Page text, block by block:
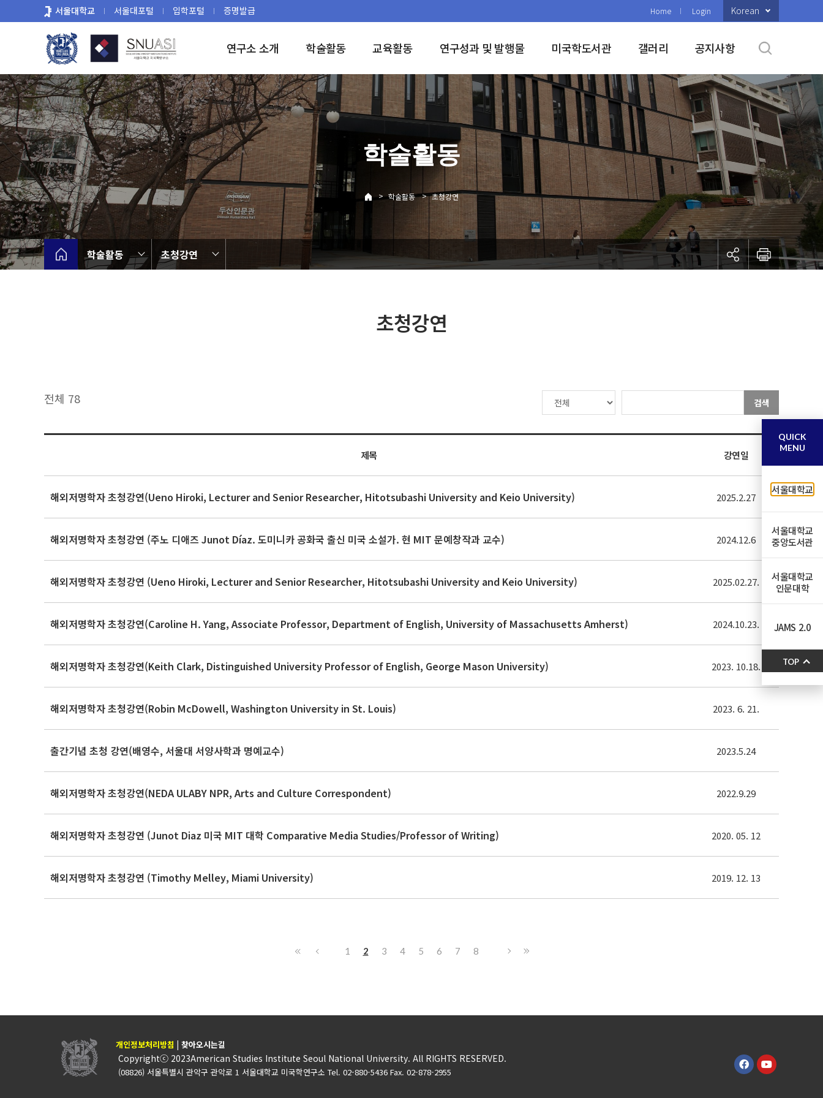
로
뉴
서울대학교 서울대포털 입학포털 증명발급 Home Login Korean
연구소 소개 학술활동 교육활동 연구성과 및 발행물 미국학도서관 갤러리 공지사항
학술활동
> 학술활동 > 초청강연
학술활동 초청강연
초청강연
전체 78 검색
제목 강연일
해외저명학자 초청강연(Ueno Hiroki, Lecturer and Senior Researcher, Hitotsubashi University and Keio University) 2025.2.27
해외저명학자 초청강연 (주노 디애즈 Junot Díaz. 도미니카 공화국 출신 미국 소설가. 현 MIT 문예창작과 교수) 2024.12.6
해외저명학자 초청강연 (Ueno Hiroki, Lecturer and Senior Researcher, Hitotsubashi University and Keio University) 2025.02.27.
해외저명학자 초청강연(Caroline H. Yang, Associate Professor, Department of English, University of Massachusetts Amherst) 2024.10.23.
해외저명학자 초청강연(Keith Clark, Distinguished University Professor of English, George Mason University) 2023. 10.18.
해외저명학자 초청강연(Robin McDowell, Washington University in St. Louis) 2023. 6. 21.
출간기념 초청 강연(배영수, 서울대 서양사학과 명예교수) 2023.5.24
해외저명학자 초청강연(NEDA ULABY NPR, Arts and Culture Correspondent) 2022.9.29
해외저명학자 초청강연 (Junot Diaz 미국 MIT 대학 Comparative Media Studies/Professor of Writing) 2020. 05. 12
해외저명학자 초청강연 (Timothy Melley, Miami University) 2019. 12. 13
1 2 3 4 5 6 7 8
개인정보처리방침 | 찾아오시는길
Copyrightⓒ 2023American Studies Institute Seoul National University. All RIGHTS RESERVED.
(08826) 서울특별시 관악구 관악로 1 서울대학교 미국학연구소 Tel. 02-880-5436 Fax. 02-878-2955
QUICK
MENU
서울대학교
서울대학교
중앙도서관
서울대학교
인문대학
JAMS 2.0
TOP